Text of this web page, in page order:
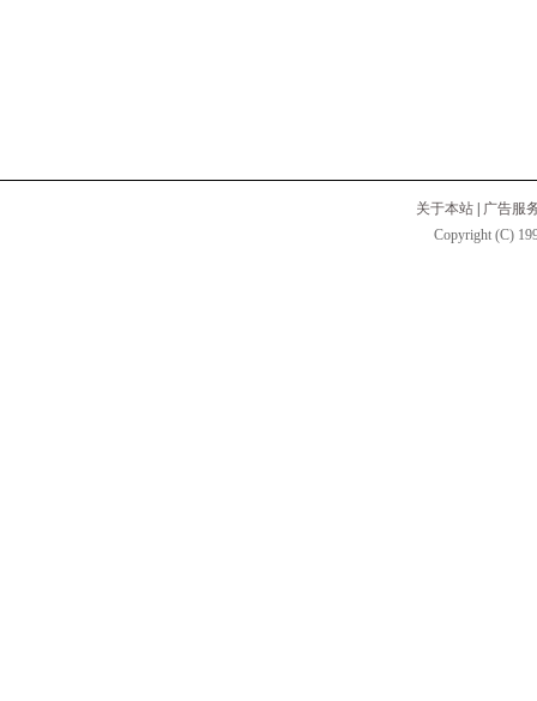
关于本站
广告服
Copyright (C)